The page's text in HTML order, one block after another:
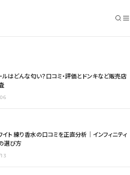
り香水を徹底レビュー｜口コ
地を完全解説
ルはどんな匂い？口コミ・評価とドンキなど販売店
イト 練り香水の口コミを正直分析｜インフィニティ
選び方